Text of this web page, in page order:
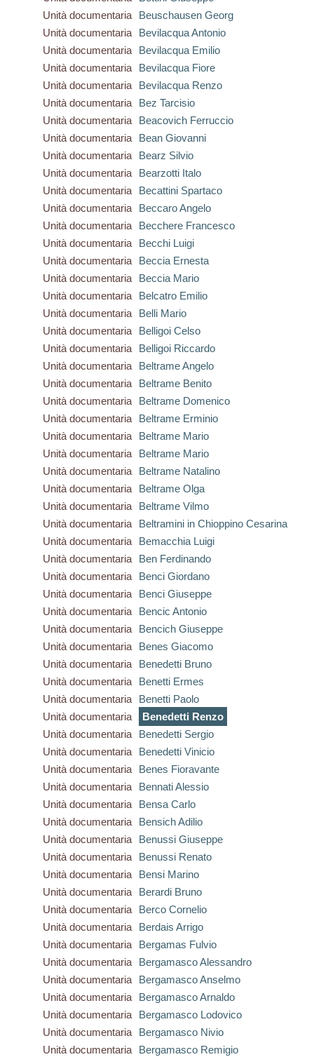
Unità documentaria
Beuschausen Georg
Unità documentaria
Bevilacqua Antonio
Unità documentaria
Bevilacqua Emilio
Unità documentaria
Bevilacqua Fiore
Unità documentaria
Bevilacqua Renzo
Unità documentaria
Bez Tarcisio
Unità documentaria
Beacovich Ferruccio
Unità documentaria
Bean Giovanni
Unità documentaria
Bearz Silvio
Unità documentaria
Bearzotti Italo
Unità documentaria
Becattini Spartaco
Unità documentaria
Beccaro Angelo
Unità documentaria
Becchere Francesco
Unità documentaria
Becchi Luigi
Unità documentaria
Beccia Ernesta
Unità documentaria
Beccia Mario
Unità documentaria
Belcatro Emilio
Unità documentaria
Belli Mario
Unità documentaria
Belligoi Celso
Unità documentaria
Belligoi Riccardo
Unità documentaria
Beltrame Angelo
Unità documentaria
Beltrame Benito
Unità documentaria
Beltrame Domenico
Unità documentaria
Beltrame Erminio
Unità documentaria
Beltrame Mario
Unità documentaria
Beltrame Mario
Unità documentaria
Beltrame Natalino
Unità documentaria
Beltrame Olga
Unità documentaria
Beltrame Vilmo
Unità documentaria
Beltramini in Chioppino Cesarina
Unità documentaria
Bemacchia Luigi
Unità documentaria
Ben Ferdinando
Unità documentaria
Benci Giordano
Unità documentaria
Benci Giuseppe
Unità documentaria
Bencic Antonio
Unità documentaria
Bencich Giuseppe
Unità documentaria
Benes Giacomo
Unità documentaria
Benedetti Bruno
Unità documentaria
Benetti Ermes
Unità documentaria
Benetti Paolo
Unità documentaria
Benedetti Renzo
Unità documentaria
Benedetti Sergio
Unità documentaria
Benedetti Vinicio
Unità documentaria
Benes Fioravante
Unità documentaria
Bennati Alessio
Unità documentaria
Bensa Carlo
Unità documentaria
Bensich Adilio
Unità documentaria
Benussi Giuseppe
Unità documentaria
Benussi Renato
Unità documentaria
Bensi Marino
Unità documentaria
Berardi Bruno
Unità documentaria
Berco Cornelio
Unità documentaria
Berdais Arrigo
Unità documentaria
Bergamas Fulvio
Unità documentaria
Bergamasco Alessandro
Unità documentaria
Bergamasco Anselmo
Unità documentaria
Bergamasco Arnaldo
Unità documentaria
Bergamasco Lodovico
Unità documentaria
Bergamasco Nivio
Unità documentaria
Bergamasco Remigio